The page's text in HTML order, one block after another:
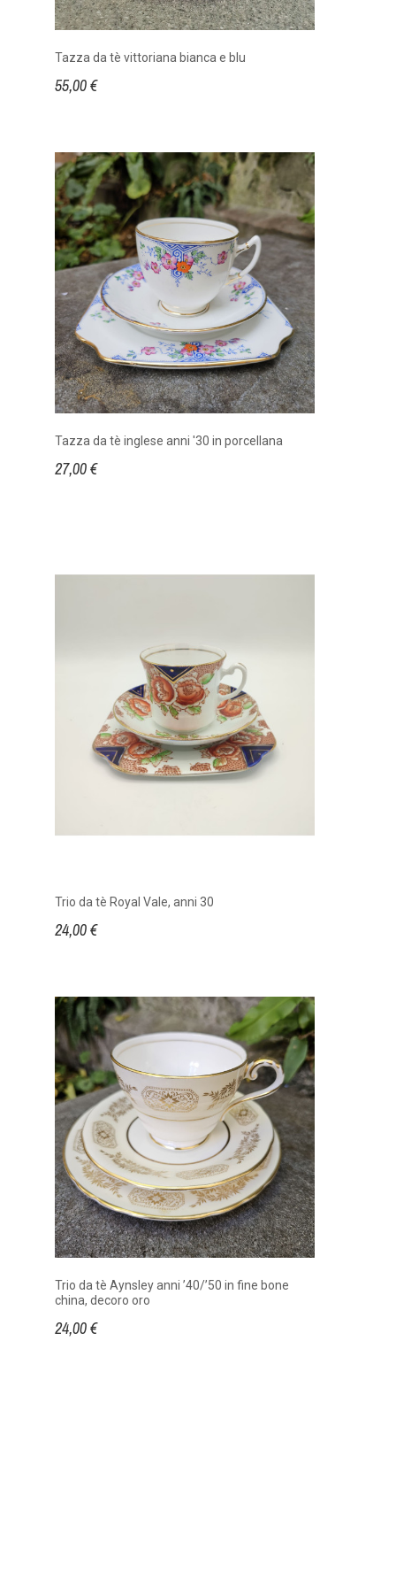
Tazza da tè vittoriana bianca e blu
55,00 €
Tazza da tè inglese anni '30 in porcellana
27,00 €
Trio da tè Royal Vale, anni 30
24,00 €
Trio da tè Aynsley anni ’40/’50 in fine bone
china, decoro oro
24,00 €